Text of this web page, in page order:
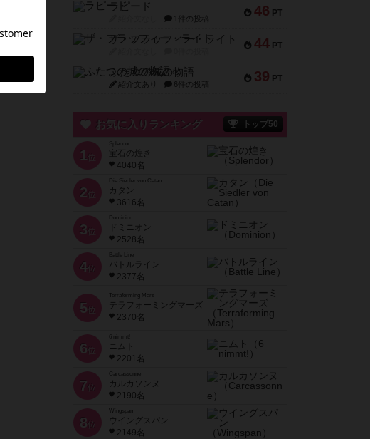
46 PT
ラピード
1件の投稿
44 PT
ザ・フラッフィー・ライト
39 PT
ふたつの城の物語
紹介文あり 6件の投稿
お気に入りランキング トップ50
1 位
宝石の煌き
4040名
2 位
Die Siedler von Catan
カタン
3616名
3 位
ドミニオン
2528名
4位
Battle Line
バトルライン
2377名
5 位
Terraforming Mars
テラフォーミングマーズ
2370名
6 位
ニムト
2201名
7 位
Carcassonne
カルカソンヌ
2190名
8 位
Wingspan
ウイングスパン
2149名